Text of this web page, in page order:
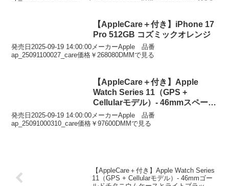
【AppleCare＋付き】iPhone 17
Pro 512GB コズミックオレンジ
発売日2025-09-19 14:00:00メーカーApple 品番
ap_25091100027_care価格￥268080DMMで見る
【AppleCare＋付き】Apple
Watch Series 11（GPS +
Cellularモデル）- 46mmスペース
グレイアルミニウムケースとブラ
ックスポーツバンド – S/M
発売日2025-09-19 14:00:00メーカーApple 品番
ap_25091000310_care価格￥97600DMMで見る
【AppleCare＋付き】Apple Watch Series
11（GPS + Cellularモデル）- 46mmゴー